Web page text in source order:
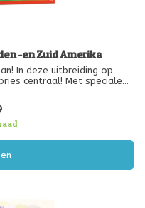
-en Zuid Amerika
In deze uitbreiding op
centraal! Met speciale
va